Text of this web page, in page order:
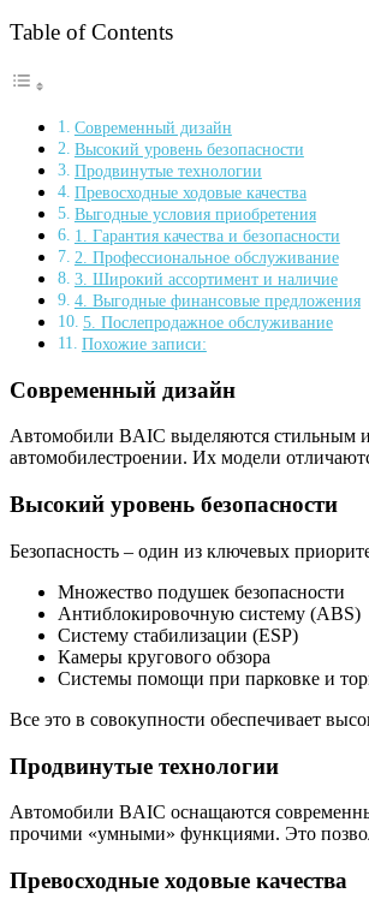
Table of Contents
Современный дизайн
Высокий уровень безопасности
Продвинутые технологии
Превосходные ходовые качества
Выгодные условия приобретения
1. Гарантия качества и безопасности
2. Профессиональное обслуживание
3. Широкий ассортимент и наличие
4. Выгодные финансовые предложения
5. Послепродажное обслуживание
Похожие записи:
Современный дизайн
Автомобили BAIC выделяются стильным и
автомобилестроении. Их модели
Высокий уровень безопасности
Безопасность – один из ключевых
Множество подушек безопасности
Антиблокировочную систему (ABS)
Систему стабилизации (ESP)
Камеры кругового обзора
Системы помощи при парковке и
Все это в совокупности обеспечивает
Продвинутые технологии
Автомобили BAIC оснащаются
прочими «умными» функциями. Это
Превосходные ходовые качества